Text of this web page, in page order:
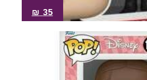
35
₪